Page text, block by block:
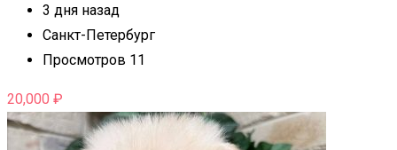
3 дня назад
Санкт-Петербург
Просмотров 11
20,000 ₽